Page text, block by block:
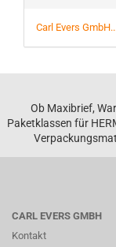
Carl Evers
Ob Maxibrief,
Paketklassen für
CARL EVERS GMBH
Kontakt